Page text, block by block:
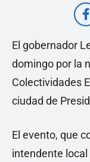
El gobernador
domingo por la
Colectividades
ciudad de
El evento, que
intendente local